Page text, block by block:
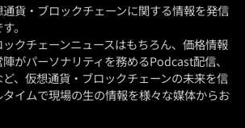
通貨・ブロックチェーンに関する情報を発信
。
クチェーンニュースはもちろん、価格情報
がパーソナリティを務めるPodcast配信、
、仮想通貨・ブロックチェーンの未来を信
イムで現場の生の情報を様々な媒体からお